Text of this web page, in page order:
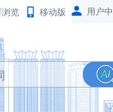
览 移动版